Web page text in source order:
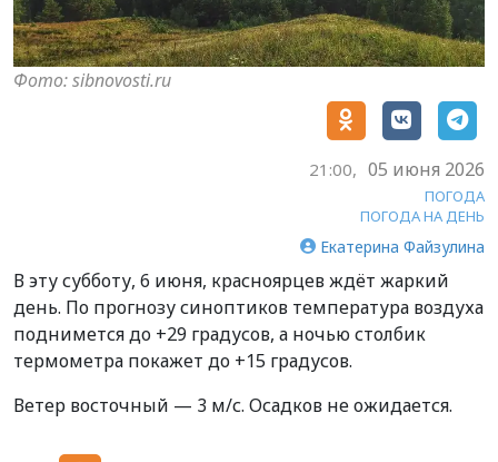
Фото: sibnovosti.ru
21:00, 05 июня 2026
ПОГОДА
ПОГОДА НА ДЕНЬ
Екатерина Файзулина
В эту субботу, 6 июня, красноярцев ждёт жаркий
день. По прогнозу синоптиков температура воздуха
поднимется до +29 градусов, а ночью столбик
термометра покажет до +15 градусов.
Ветер восточный — 3 м/с. Осадков не ожидается.